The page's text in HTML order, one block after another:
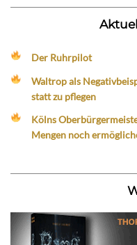
Der Ruhrpilot
Waltrop als
statt zu pflegen
Kölns
Mengen noch